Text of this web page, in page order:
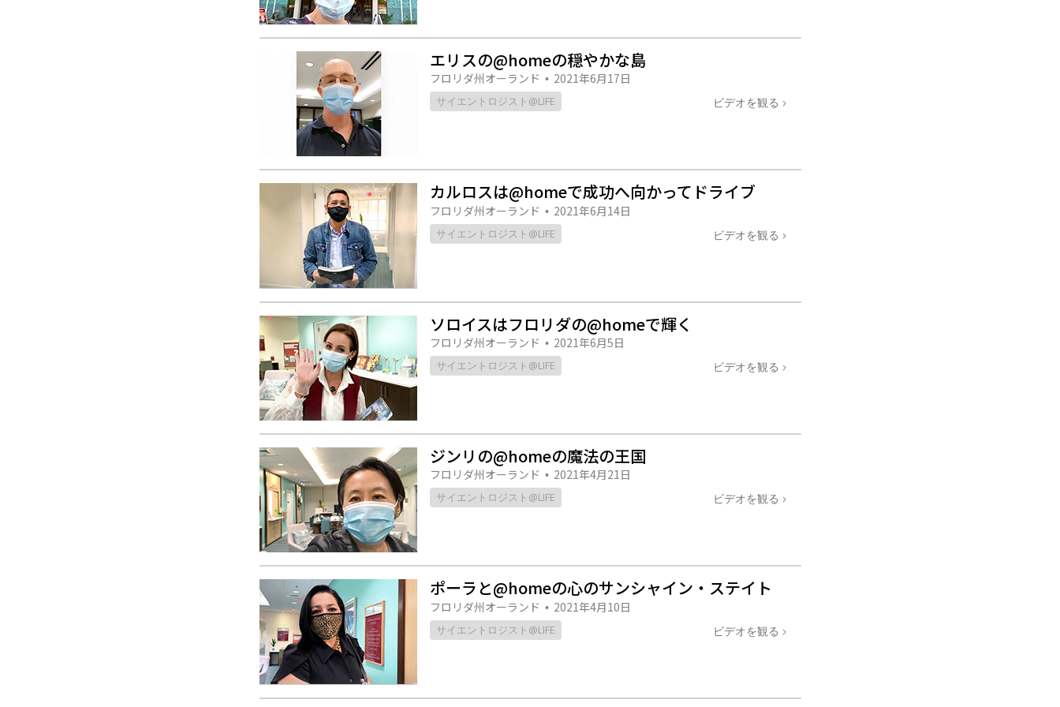
エリスの@homeの穏やかな島
フロリダ州オーランド • 2021年6月17日
サイエントロジスト@LIFE ビデオを観る
カルロスは@homeで成功へ向かってドライブ
フロリダ州オーランド • 2021年6月14日
サイエントロジスト@LIFE ビデオを観る
ソロイスはフロリダの@homeで輝く
フロリダ州オーランド • 2021年6月5日
サイエントロジスト@LIFE ビデオを観る
ジンリの@homeの魔法の王国
フロリダ州オーランド • 2021年4月21日
サイエントロジスト@LIFE ビデオを観る
ポーラと@homeの心のサンシャイン・ステイト
フロリダ州オーランド • 2021年4月10日
サイエントロジスト@LIFE ビデオを観る